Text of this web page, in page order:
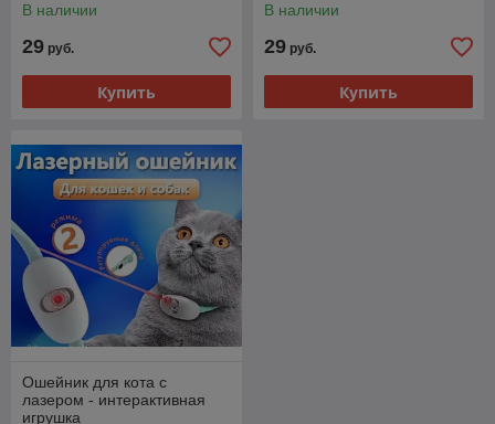
В наличии
29 руб.
Купить
В наличии
29 руб.
Купить
Ошейник для кота с
лазером - интерактивная
игрушка